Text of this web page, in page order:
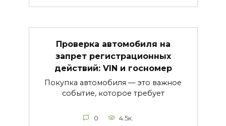
Проверка автомобиля на
запрет регистрационных
действий: VIN и госномер
Покупка автомобиля — это важное
событие, которое требует
0 4.5к.